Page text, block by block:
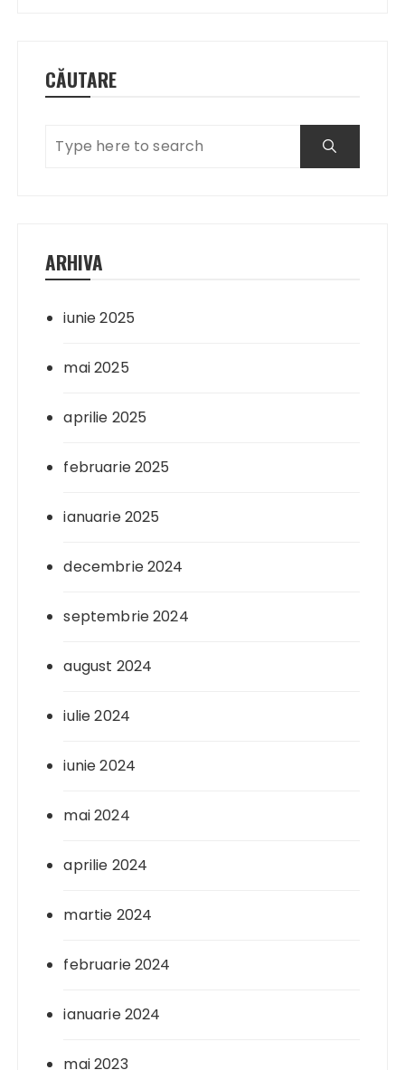
CĂUTARE
ARHIVA
iunie 2025
mai 2025
aprilie 2025
februarie 2025
ianuarie 2025
decembrie 2024
septembrie 2024
august 2024
iulie 2024
iunie 2024
mai 2024
aprilie 2024
martie 2024
februarie 2024
ianuarie 2024
mai 2023